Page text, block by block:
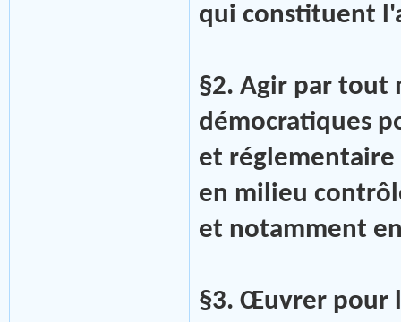
qui constituent
§2. Agir par tout
démocratiques
et
en milieu
et notamment
§3. Œuvrer pour